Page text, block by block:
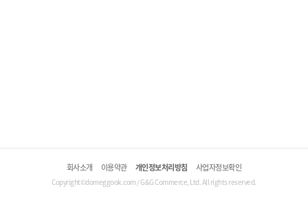
회사소개 이용약관 개인정보처리방침 사업자정보확인
Copyright©domeggook.com / G&G Commerce, Ltd. All rights reserved.